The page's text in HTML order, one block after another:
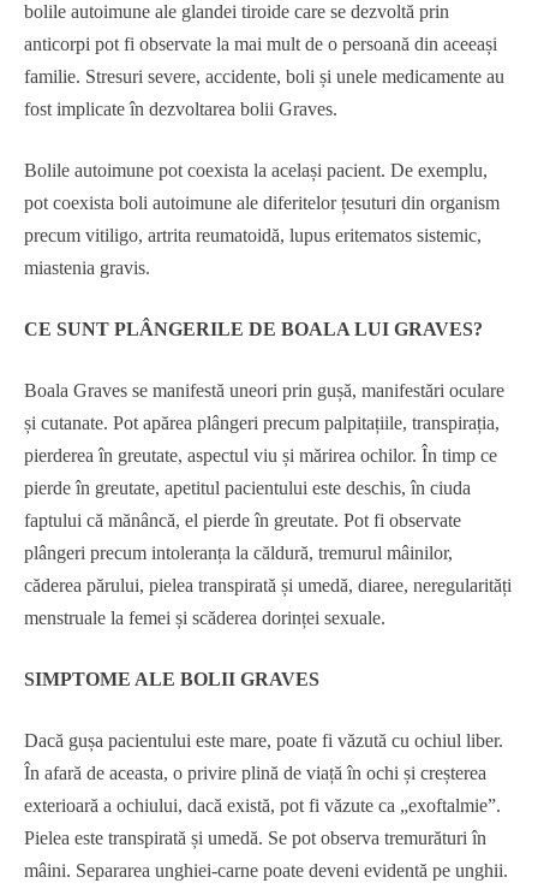
bolile autoimune ale glandei tiroide care se dezvoltă prin
anticorpi pot fi observate la mai mult de o persoană din aceeași
familie. Stresuri severe, accidente, boli și unele medicamente au
fost implicate în dezvoltarea bolii Graves.
Bolile autoimune pot coexista la același pacient. De exemplu,
pot coexista boli autoimune ale diferitelor țesuturi din organism
precum vitiligo, artrita reumatoidă, lupus eritematos sistemic,
miastenia gravis.
CE SUNT PLÂNGERILE DE BOALA LUI GRAVES?
Boala Graves se manifestă uneori prin gușă, manifestări oculare
și cutanate. Pot apărea plângeri precum palpitațiile, transpirația,
pierderea în greutate, aspectul viu și mărirea ochilor. În timp ce
pierde în greutate, apetitul pacientului este deschis, în ciuda
faptului că mănâncă, el pierde în greutate. Pot fi observate
plângeri precum intoleranța la căldură, tremurul mâinilor,
căderea părului, pielea transpirată și umedă, diaree, neregularități
menstruale la femei și scăderea dorinței sexuale.
SIMPTOME ALE BOLII GRAVES
Dacă gușa pacientului este mare, poate fi văzută cu ochiul liber.
În afară de aceasta, o privire plină de viață în ochi și creșterea
exterioară a ochiului, dacă există, pot fi văzute ca „exoftalmie”.
Pielea este transpirată și umedă. Se pot observa tremurături în
mâini. Separarea unghiei-carne poate deveni evidentă pe unghii.